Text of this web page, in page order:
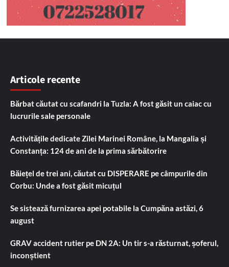
Articole recente
Bărbat căutat cu scafandri la Tuzla: A fost găsit un caiac cu
lucrurile sale personale
Activitățile dedicate Zilei Marinei Române, la Mangalia și
Constanța: 124 de ani de la prima sărbătorire
Băiețel de trei ani, căutat cu DISPERARE pe câmpurile din
Corbu: Unde a fost găsit micuțul
Se sistează furnizarea apei potabile la Cumpăna astăzi, 6
august
GRAV accident rutier pe DN 2A: Un tir s-a răsturnat, șoferul,
inconștient